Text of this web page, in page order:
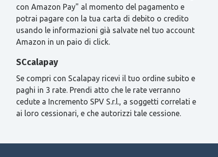
con Amazon Pay" al momento del pagamento e
potrai pagare con la tua carta di debito o credito
usando le informazioni già salvate nel tuo account
Amazon in un paio di click.
SCcalapay
Se compri con Scalapay ricevi il tuo ordine subito e
paghi in 3 rate. Prendi atto che le rate verranno
cedute a Incremento SPV S.r.l., a soggetti correlati e
ai loro cessionari, e che autorizzi tale cessione.